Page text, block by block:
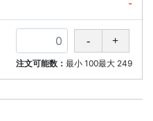
-
注文可能数： 最小 100最大 249